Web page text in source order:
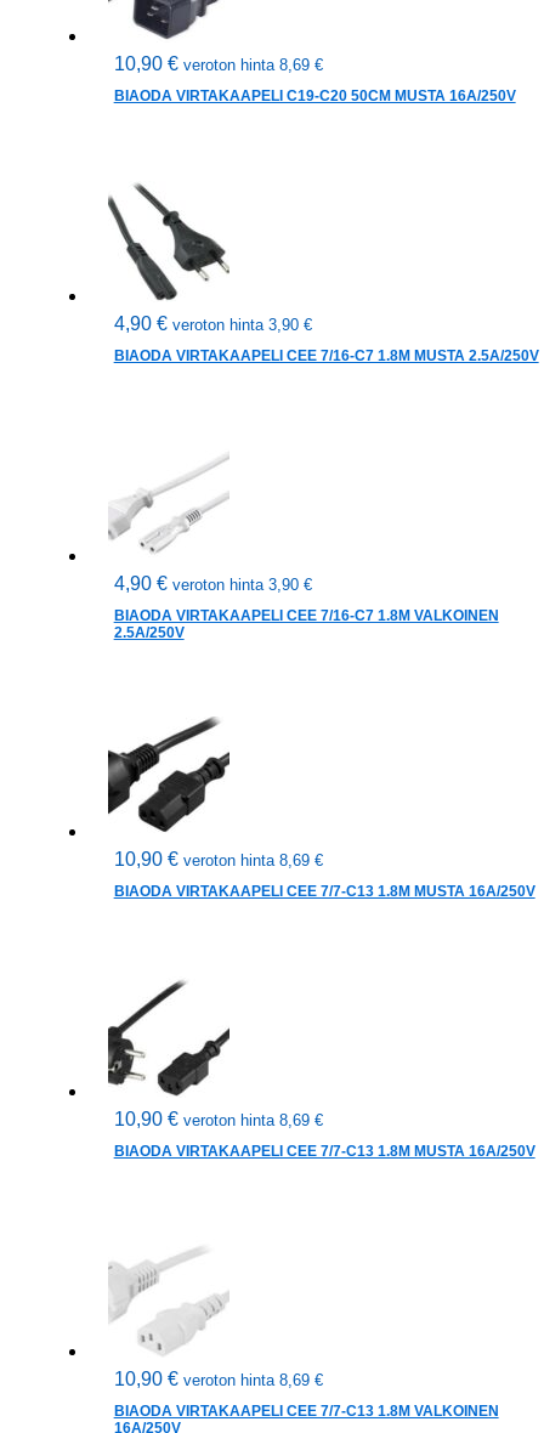
10,90 € veroton hinta 8,69 €
BIAODA VIRTAKAAPELI C19-C20 50CM MUSTA 16A/250V
4,90 € veroton hinta 3,90 €
BIAODA VIRTAKAAPELI CEE 7/16-C7 1.8M MUSTA 2.5A/250V
4,90 € veroton hinta 3,90 €
BIAODA VIRTAKAAPELI CEE 7/16-C7 1.8M VALKOINEN
2.5A/250V
10,90 € veroton hinta 8,69 €
BIAODA VIRTAKAAPELI CEE 7/7-C13 1.8M MUSTA 16A/250V
10,90 € veroton hinta 8,69 €
BIAODA VIRTAKAAPELI CEE 7/7-C13 1.8M MUSTA 16A/250V
10,90 € veroton hinta 8,69 €
BIAODA VIRTAKAAPELI CEE 7/7-C13 1.8M VALKOINEN
16A/250V